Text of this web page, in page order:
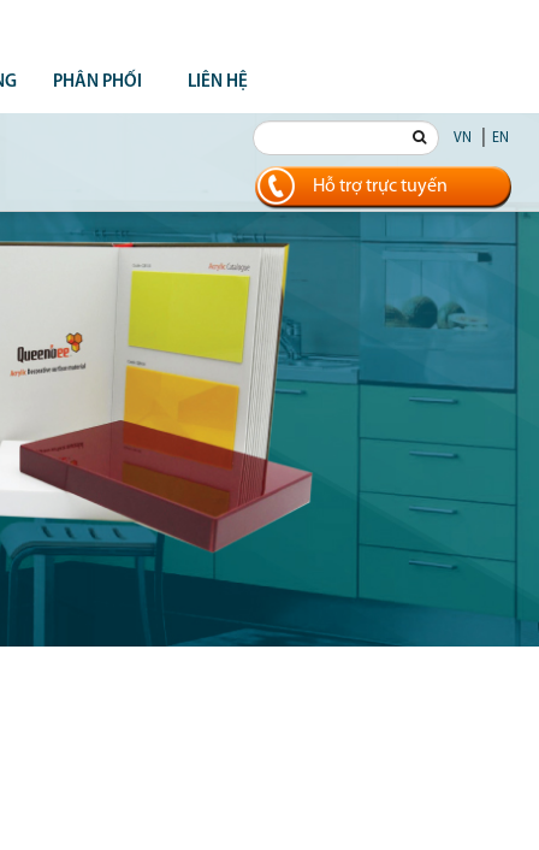
PHÂN PHỐI LIÊN HỆ
VN EN
Hỗ trợ trực tuyến